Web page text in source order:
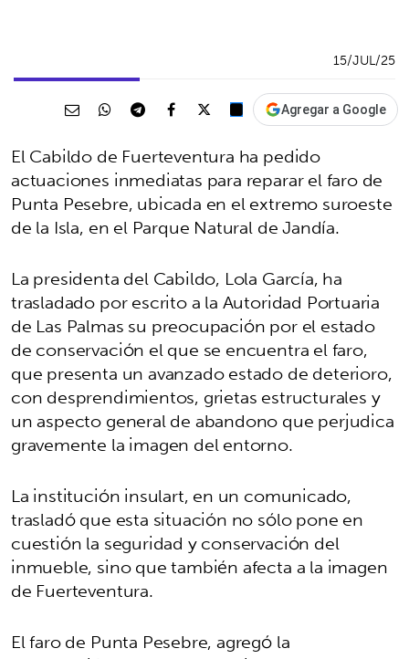
15/JUL/25
Agregar a Google
El Cabildo de Fuerteventura ha pedido
actuaciones inmediatas para reparar el faro de
Punta Pesebre, ubicada en el extremo suroeste
de la Isla, en el Parque Natural de Jandía.
La presidenta del Cabildo, Lola García, ha
trasladado por escrito a la Autoridad Portuaria
de Las Palmas su preocupación por el estado
de conservación el que se encuentra el faro,
que presenta un avanzado estado de deterioro,
con desprendimientos, grietas estructurales y
un aspecto general de abandono que perjudica
gravemente la imagen del entorno.
La institución insulart, en un comunicado,
trasladó que esta situación no sólo pone en
cuestión la seguridad y conservación del
inmueble, sino que también afecta a la imagen
de Fuerteventura.
El faro de Punta Pesebre, agregó la